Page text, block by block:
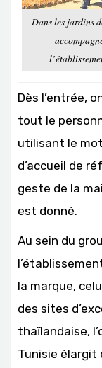
Dans les jardins
Dès l’entrée,
tout le
utilisant le
d’accueil de
geste de la
est donné.
Au sein du
la marque,
des sites
thaïlandaise,
Tunisie élargit